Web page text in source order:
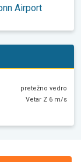
Airport
pretežno vedro
Vetar Z 6 m/s